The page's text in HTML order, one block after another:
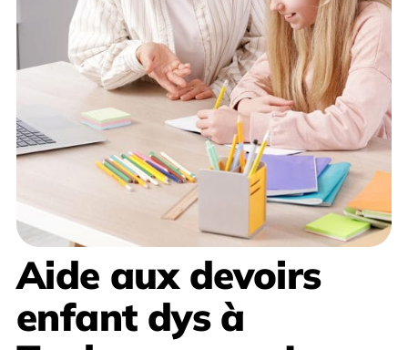
Aide aux devoirs
enfant dys à